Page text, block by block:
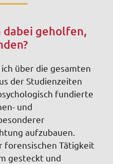
dabei geholfen,
über die gesamten
der Studienzeiten
fundierte
und
aufzubauen.
forensischen Tätigkeit
gesteckt und